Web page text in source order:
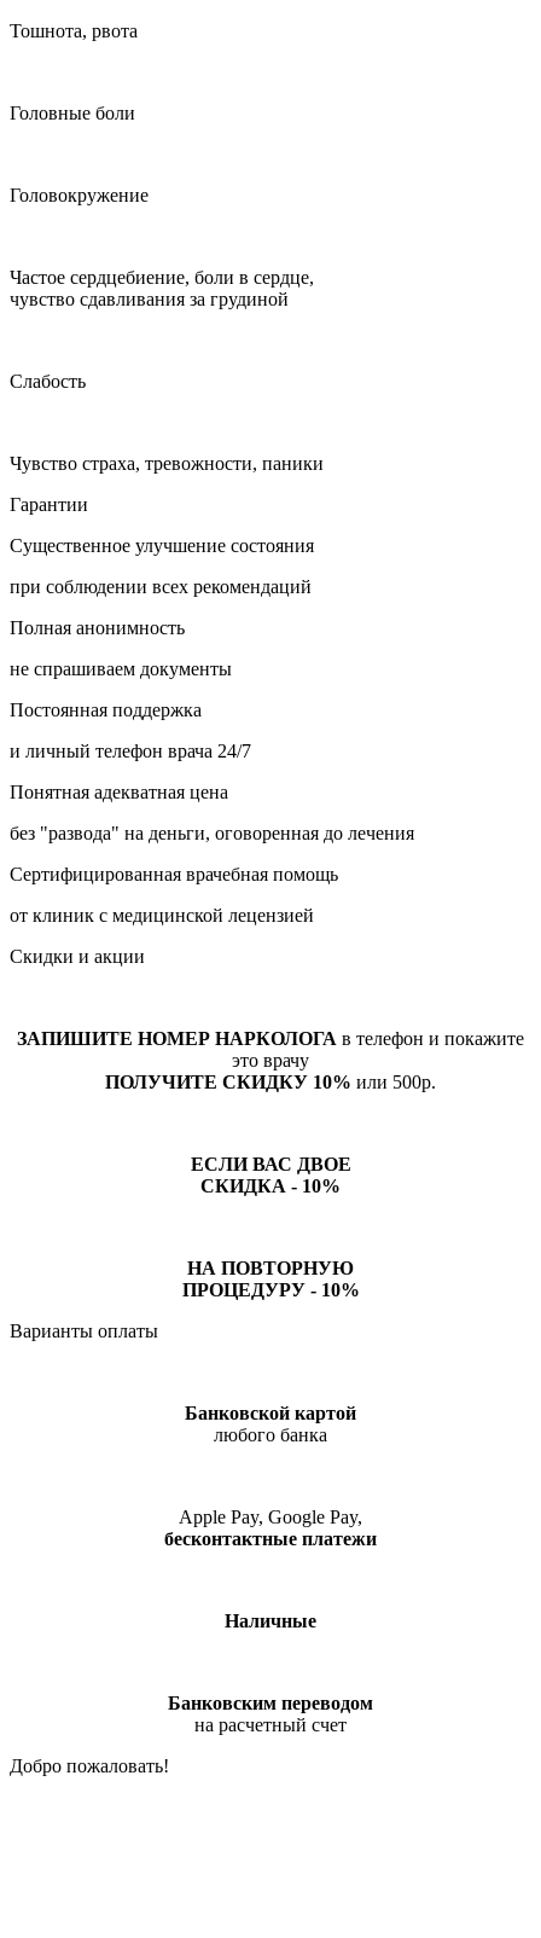
Тошнота, рвота
Головные боли
Головокружение
Частое сердцебиение, боли в сердце,
чувство сдавливания за грудиной
Слабость
Чувство страха, тревожности, паники
Гарантии
Существенное улучшение состояния
при соблюдении всех рекомендаций
Полная анонимность
не спрашиваем документы
Постоянная поддержка
и личный телефон врача 24/7
Понятная адекватная цена
без "развода" на деньги, оговоренная до лечения
Сертифицированная врачебная помощь
от клиник с медицинской лецензией
Скидки и акции
ЗАПИШИТЕ НОМЕР НАРКОЛОГА в телефон и покажите
это врачу
ПОЛУЧИТЕ СКИДКУ 10% или 500р.
ЕСЛИ ВАС ДВОЕ
СКИДКА - 10%
НА ПОВТОРНУЮ
ПРОЦЕДУРУ - 10%
Варианты оплаты
Банковской картой
любого банка
Apple Pay, Google Pay,
бесконтактные платежи
Наличные
Банковским переводом
на расчетный счет
Добро пожаловать!